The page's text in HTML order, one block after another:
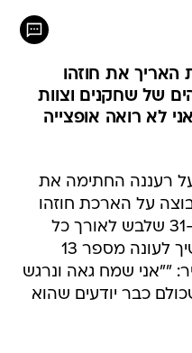
האריך את חוזהו
של שחקנים וצוות
לא רואה אופצייה
רעננה החתימה את
על הארכת חוזהו
של שניר שוקר. הקפטן בן ה-31 שלבש לאורך כל
הקריירה את מדי רעננה ימשיך לעונה מספר 13
""אני שמח גאה ונרגש
כבר יודעים שהוא